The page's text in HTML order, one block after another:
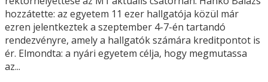
hozzátette: az egyetem 11 ezer hallgatója közül már
ezren jelentkeztek a szeptember 4-7-én tartandó
rendezvényre, amely a hallgatók számára kreditpontot is
ér. Elmondta: a nyári egyetem célja, hogy megmutassa
az...